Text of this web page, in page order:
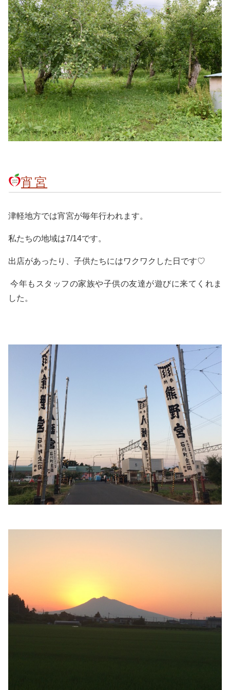
宵宮
津軽地方では宵宮が毎年行われます。
私たちの地域は7/14です。
出店があったり、子供たちにはワクワクした日です♡
今年もスタッフの家族や子供の友達が遊びに来てくれま
した。